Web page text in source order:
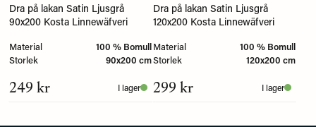
Dra på lakan Satin Ljusgrå
90x200 Kosta Linnewäfveri
Material
100 % Bomull
Storlek
90x200 cm
249 kr I lager
Dra på lakan Satin Ljusgrå
120x200 Kosta Linnewäfveri
Material
100 % Bomull
Storlek
120x200 cm
299 kr I lager